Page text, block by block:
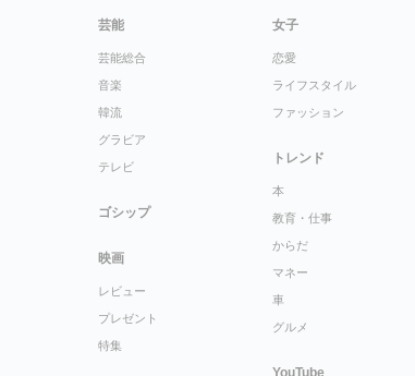
芸能
芸能総合
音楽
韓流
グラビア
テレビ
ゴシップ
映画
レビュー
プレゼント
特集
女子
恋愛
ライフスタイル
ファッション
トレンド
本
教育・仕事
からだ
マネー
車
グルメ
YouTube